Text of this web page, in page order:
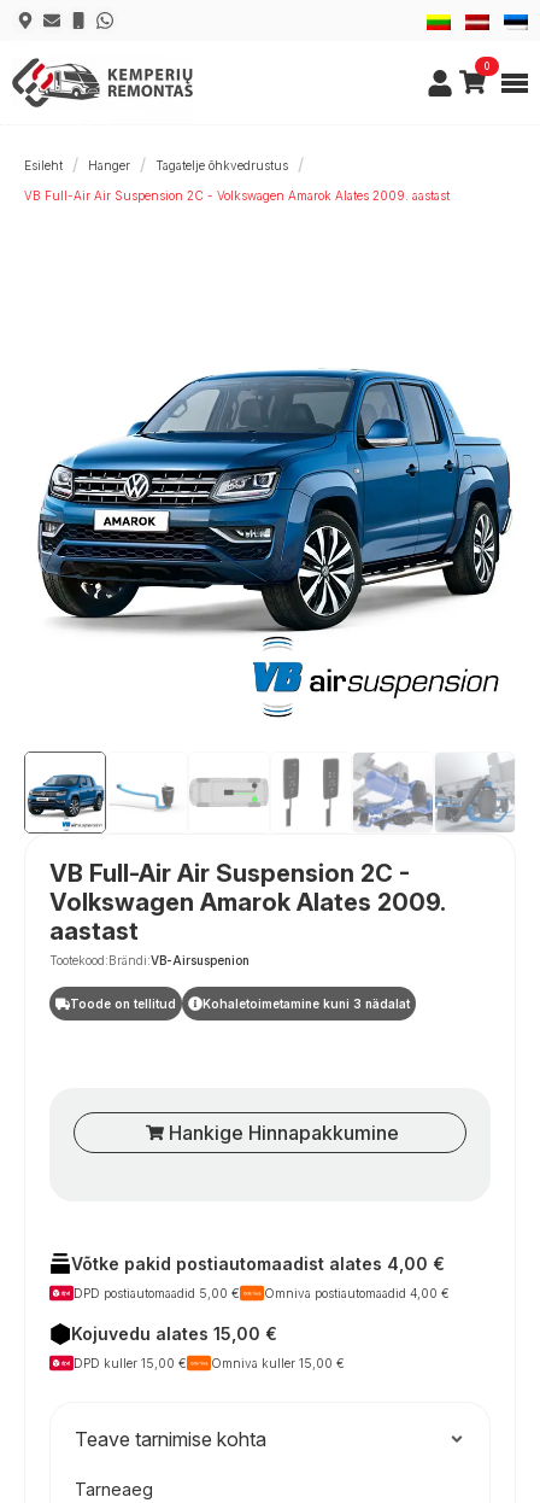
0
Esileht Hanger Tagatelje õhkvedrustus
VB Full-Air Air Suspension 2C - Volkswagen Amarok Alates 2009. aastast
VB Full-Air Air Suspension 2C -
Volkswagen Amarok Alates 2009.
aastast
Tootekood:Brändi:VB-Airsuspenion
Toode on tellitud Kohaletoimetamine kuni 3 nädalat
Hankige Hinnapakkumine
Võtke pakid postiautomaadist alates 4,00 €
DPD postiautomaadid 5,00 € Omniva postiautomaadid 4,00 €
Kojuvedu alates 15,00 €
DPD kuller 15,00 € Omniva kuller 15,00 €
Teave tarnimise kohta
Tarneaeg